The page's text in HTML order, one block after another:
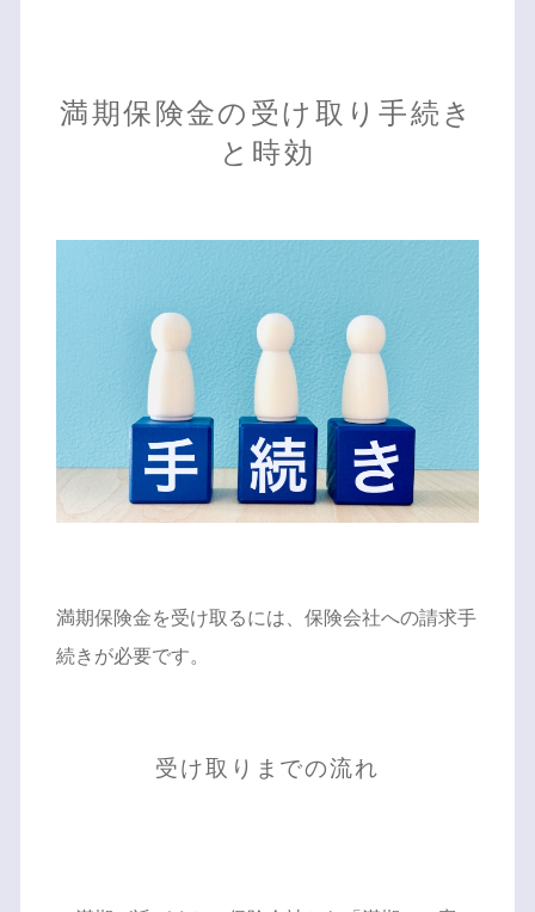
満期保険金の受け取り手続き
と時効
満期保険金を受け取るには、保険会社への請求手
続きが必要です。
受け取りまでの流れ